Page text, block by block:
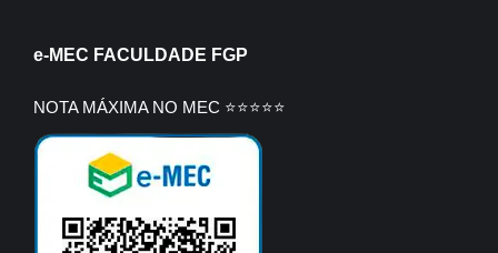
e-MEC FACULDADE FGP
NOTA MÁXIMA NO MEC ⭐⭐⭐⭐⭐